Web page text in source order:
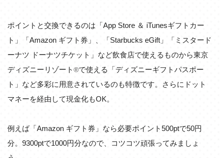
ポイントと交換できるのは「App Store ＆ iTunesギフトカー
ト」「Amazon ギフト券」、「Starbucks eGift」「ミスタード
ーナツ ドーナツチケット」など飲食店で使えるものから東京
ディズニーリゾート®で使える「ディズニーギフトパスポー
ト」など多彩に用意されているのも特徴です。さらにドット
マネーを経由して現金化もOK。
例えば「Amazon ギフト券」なら必要ポイント500ptで50円
分。9300ptで1000円分なので、コツコツ頑張ってみましょ